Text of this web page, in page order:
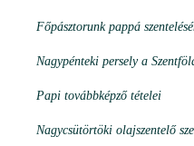
Főpásztorunk pappá
Nagypénteki persely a
Papi továbbképző tételei
Nagycsütörtöki olajszentelő